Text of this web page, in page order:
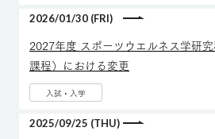
2027年度 スポーツウエルネス学研
課程）における変更
入試・入学
2026/01/30 (FRI)
2025/09/25 (THU)